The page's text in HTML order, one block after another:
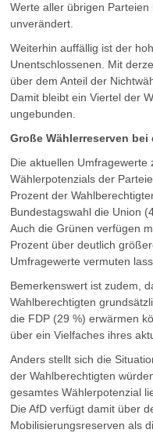
Werte aller übrigen
unverändert.
Weiterhin auffällig ist der
Unentschlossenen. Mit
über dem Anteil der
Damit bleibt ein Viertel der
ungebunden.
Große Wählerreserven
Die aktuellen Umfragewerte
Wählerpotenzials der
Prozent der
Bundestagswahl die Union
Auch die Grünen verfügen
Prozent über deutlich
Umfragewerte vermuten
Bemerkenswert ist zudem,
Wahlberechtigten
die FDP (29 %) erwärmen
über ein Vielfaches ihres
Anders stellt sich die
der Wahlberechtigten
gesamtes Wählerpotenzial
Die AfD verfügt damit über
Mobilisierungsreserven als